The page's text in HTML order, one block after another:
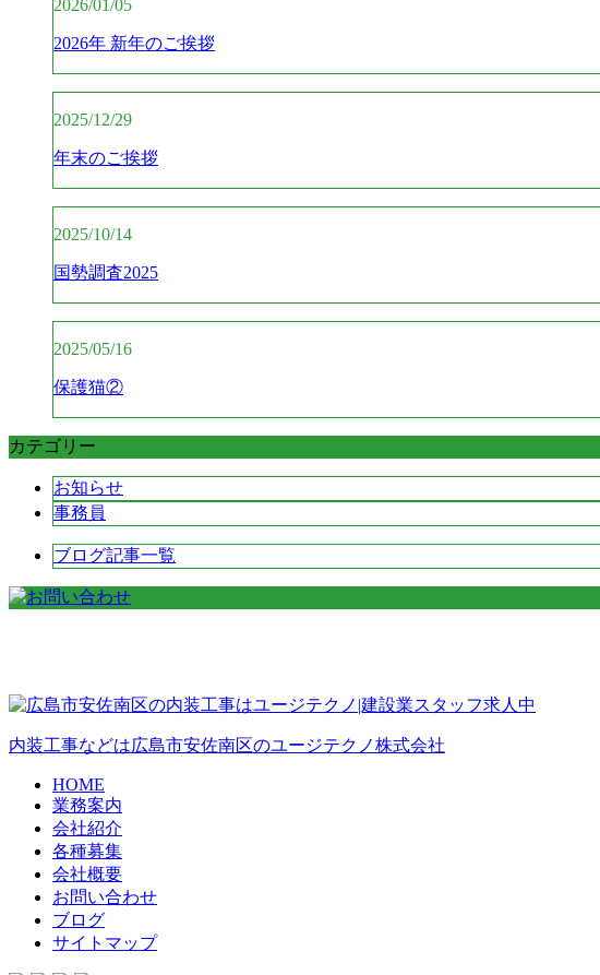
2026/01/05
2026年 新年のご挨拶
2025/12/29
年末のご挨拶
2025/10/14
国勢調査2025
2025/05/16
保護猫②
カテゴリー
お知らせ
事務員
ブログ記事一覧
内装工事などは広島市安佐南区のユージテクノ株式会社
HOME
業務案内
会社紹介
各種募集
会社概要
お問い合わせ
ブログ
サイトマップ